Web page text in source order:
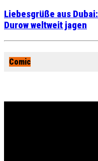
Liebesgrüße aus
Durow weltweit jagen
Comic